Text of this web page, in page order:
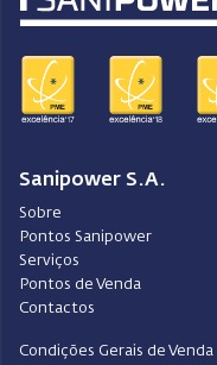
Sanipower S.A.
Sobre
Pontos Sanipower
Serviços
Pontos de Venda
Contactos
Condições Gerais de Venda